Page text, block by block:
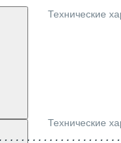
Технические
Технические